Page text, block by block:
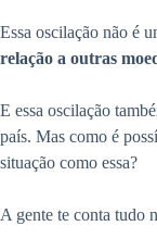
Essa oscilação não é
relação a outras
E essa oscilação
país. Mas como é
situação como essa?
A gente te conta tudo